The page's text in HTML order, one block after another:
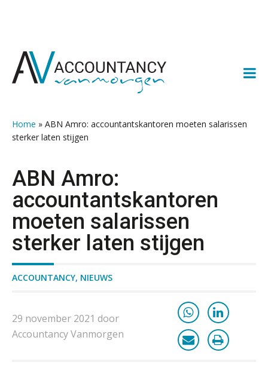
naar
naar
naar
naar
Home » ABN Amro: accountantskantoren moeten salarissen
sterker laten stijgen
ABN Amro:
accountantskantoren
moeten salarissen
sterker laten stijgen
ACCOUNTANCY, NIEUWS
29 november 2021 door
Accountancy Vanmorgen